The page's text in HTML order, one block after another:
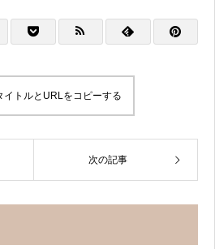
イトルとURLをコピーする
次の記事